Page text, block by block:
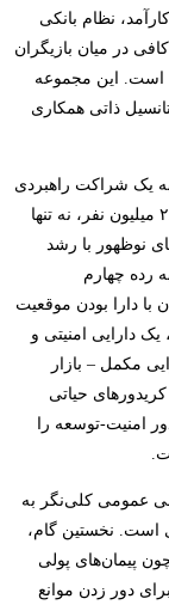
نظام بانکی
در میان بازیگران
است. این مجموعه
ذاتی همکاری
یک شراکت راهبردی
غیرقابل انکار است. اندونزی با جمعیتی نزدیک به ۲۸۰ میلیون نفر، نه تنها
نوظهور با رشد
و پویاست که پیش‌بینی می‌شود تا سال ۲۰۴۰ به رده چهارم
با دارا بودن موقعیت
یک دارایی امنیتی و
مکمل – بازار
حیاتی
امنیت-توسعه را
عمومی کلی‌نگر به
است. نخستین گام،
پیمان‌های پولی
دور زدن موانع